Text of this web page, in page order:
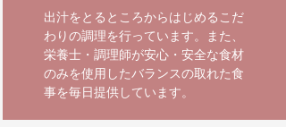
出汁をとるところからはじめるこだ
わりの調理を行っています。また、
栄養士・調理師が​安心・安全な食材
のみを使用したバランスの取れた食
事を毎日提供しています。